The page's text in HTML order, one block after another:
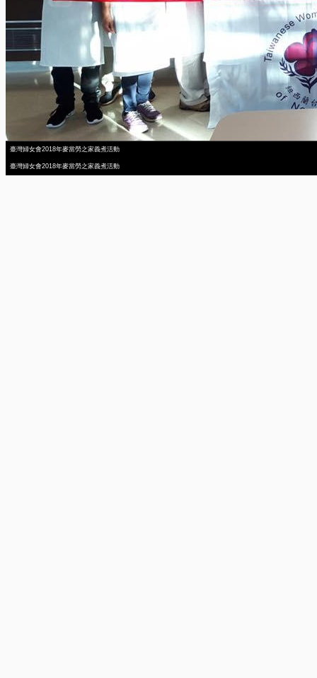
臺灣婦女會2018年麥當勞之家義煮活動
臺灣婦女會2018年麥當勞之家義煮活動